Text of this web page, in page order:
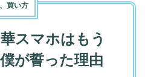
買い方
スマホはもう
が誓った理由